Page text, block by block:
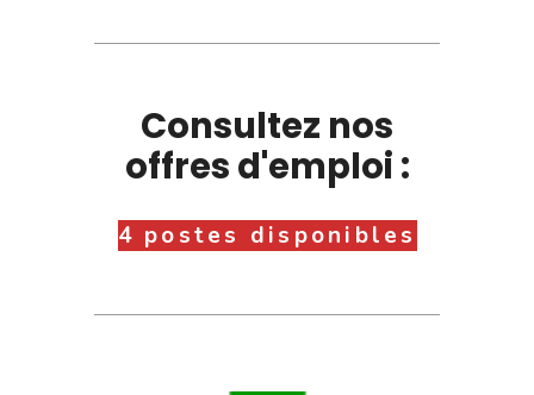
Consultez nos
offres d'emploi :
4 postes disponibles